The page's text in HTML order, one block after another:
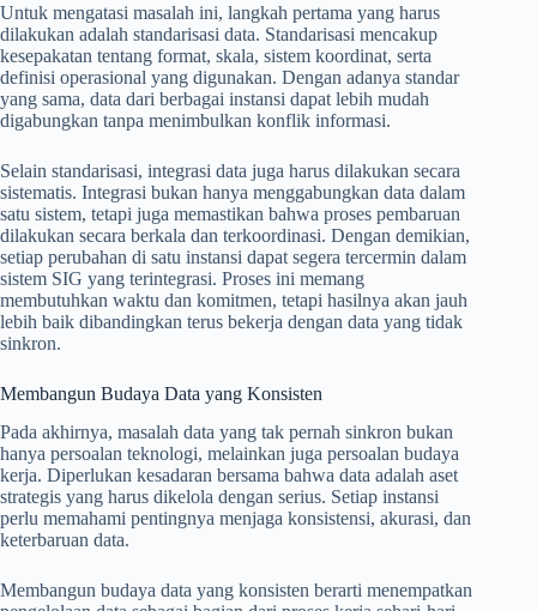
Untuk mengatasi masalah ini, langkah pertama yang harus
dilakukan adalah standarisasi data. Standarisasi mencakup
kesepakatan tentang format, skala, sistem koordinat, serta
definisi operasional yang digunakan. Dengan adanya standar
yang sama, data dari berbagai instansi dapat lebih mudah
digabungkan tanpa menimbulkan konflik informasi.
Selain standarisasi, integrasi data juga harus dilakukan secara
sistematis. Integrasi bukan hanya menggabungkan data dalam
satu sistem, tetapi juga memastikan bahwa proses pembaruan
dilakukan secara berkala dan terkoordinasi. Dengan demikian,
setiap perubahan di satu instansi dapat segera tercermin dalam
sistem SIG yang terintegrasi. Proses ini memang
membutuhkan waktu dan komitmen, tetapi hasilnya akan jauh
lebih baik dibandingkan terus bekerja dengan data yang tidak
sinkron.
Membangun Budaya Data yang Konsisten
Pada akhirnya, masalah data yang tak pernah sinkron bukan
hanya persoalan teknologi, melainkan juga persoalan budaya
kerja. Diperlukan kesadaran bersama bahwa data adalah aset
strategis yang harus dikelola dengan serius. Setiap instansi
perlu memahami pentingnya menjaga konsistensi, akurasi, dan
keterbaruan data.
Membangun budaya data yang konsisten berarti menempatkan